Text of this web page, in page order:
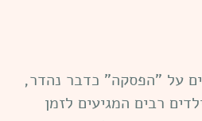
על "הפסקה" כדבר נהדר,
רבים המגיעים לזמן